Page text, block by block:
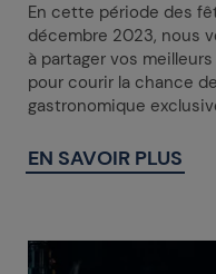
En cette période des
décembre 2023, nous
à partager vos
pour courir la chance
gastronomique
EN SAVOIR PLUS